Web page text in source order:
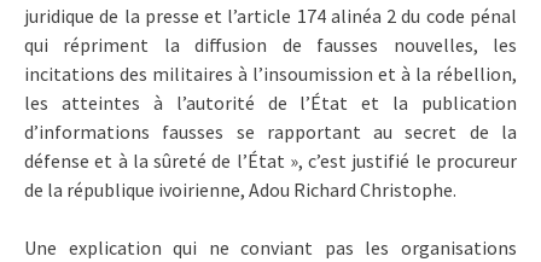
juridique de la presse et l’article 174 alinéa 2 du code pénal
qui répriment la diffusion de fausses nouvelles, les
incitations des militaires à l’insoumission et à la rébellion,
les atteintes à l’autorité de l’État et la publication
d’informations fausses se rapportant au secret de la
défense et à la sûreté de l’État », c’est justifié le procureur
de la république ivoirienne, Adou Richard Christophe.
Une explication qui ne conviant pas les organisations